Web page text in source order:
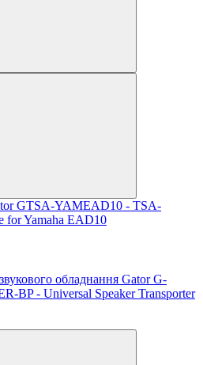
GTSA-YAMEAD10 - TSA-
for Yamaha EAD10